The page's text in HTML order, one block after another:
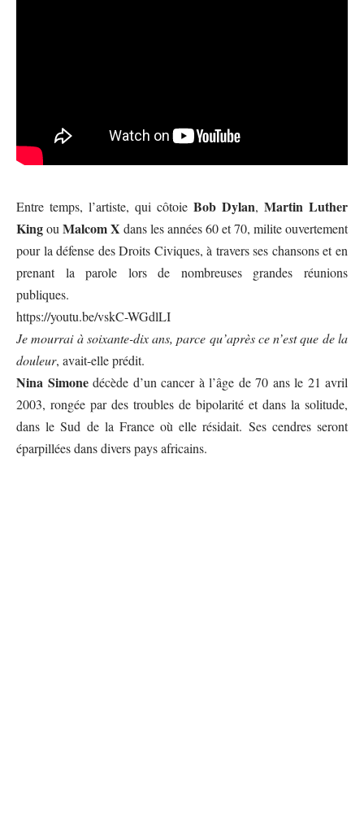
Entre temps, l’artiste, qui côtoie Bob Dylan, Martin Luther
Kingou Malcom X dans les années 60 et 70, milite ouvertement
pour la défense des Droits Civiques, à travers ses chansons et en
prenant la parole lors de nombreuses grandes réunions
publiques.
https://youtu.be/vskC-WGdlLI
Je mourrai à soixante-dix ans, parce qu’après ce n’est que de la
douleur, avait-elle prédit.
Nina Simonedécède d’un cancer à l’âge de 70 ans le 21 avril
2003, rongée par des troubles de bipolarité et dans la solitude,
dans le Sud de la France où elle résidait. Ses cendres seront
éparpillées dans divers pays africains.